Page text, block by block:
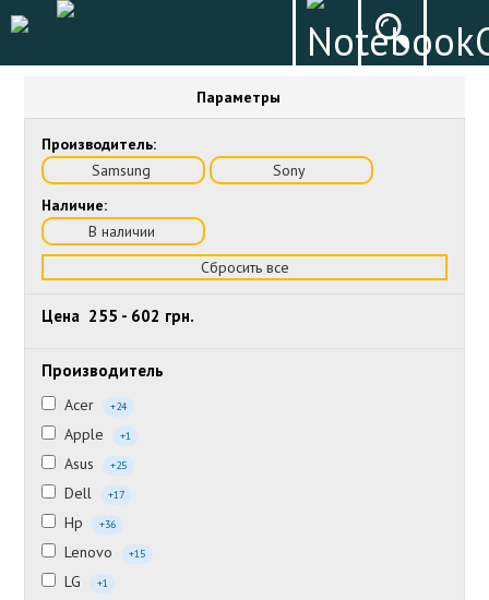
Параметры
Производитель:
Samsung
Sony
Наличие:
В наличии
Сбросить все
Цена 255 - 602 грн.
Производитель
Acer +24
Apple +1
Asus +25
Dell +17
Hp +36
Lenovo +15
LG +1